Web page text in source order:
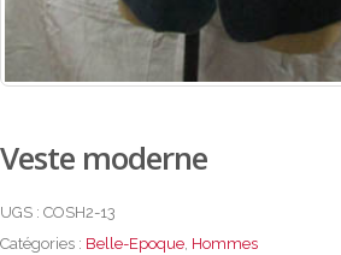
Veste moderne
UGS : COSH2-13
Catégories : Belle-Epoque, Hommes